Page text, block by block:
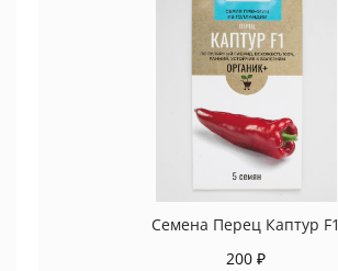
Семена Перец Каптур F1
200 ₽